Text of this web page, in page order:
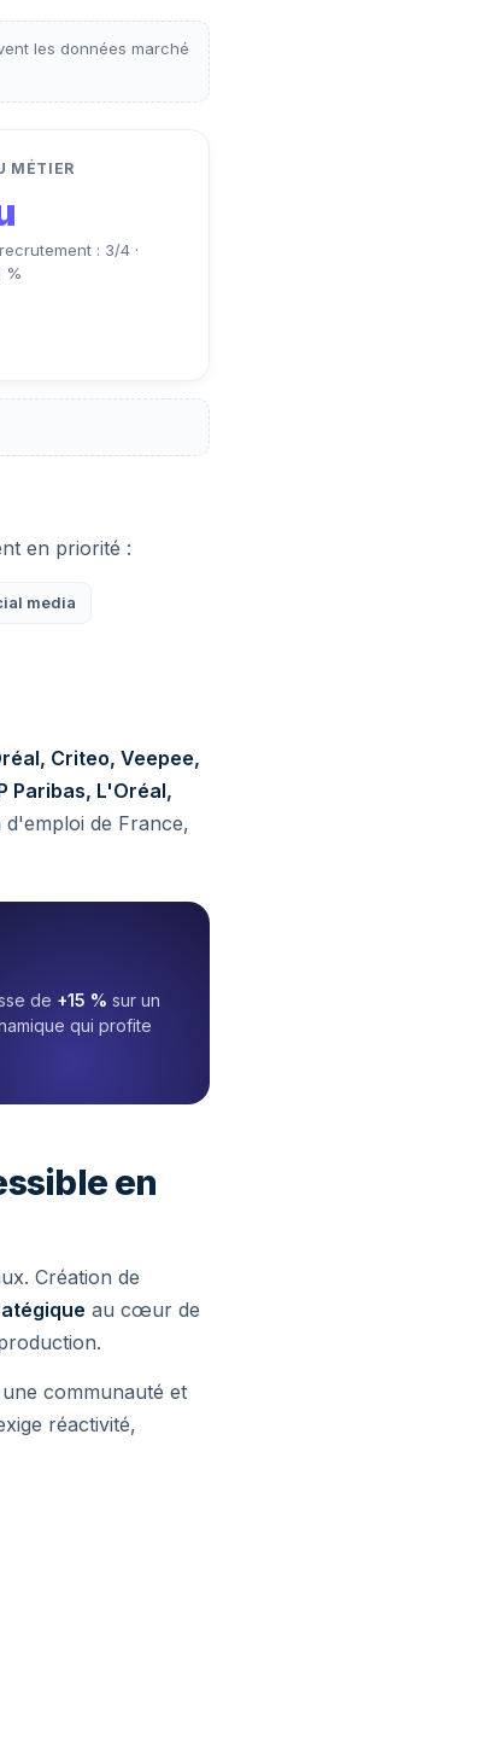
les données marché
MÉTIER
: 3/4 ·
%
en priorité :
media
Criteo, Veepee,
Paribas, L'Oréal,
d'emploi de France,
de +15 % sur un
qui profite
en
Création de
au cœur de
communauté et
réactivité,